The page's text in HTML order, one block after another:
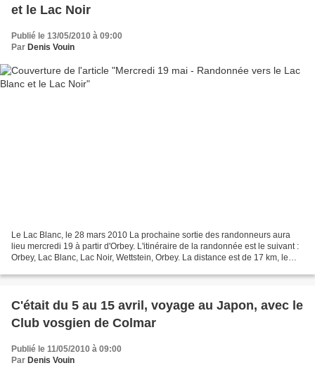
et le Lac Noir
Publié le 13/05/2010 à 09:00
Par Denis Vouin
Le Lac Blanc, le 28 mars 2010 La prochaine sortie des randonneurs aura
lieu mercredi 19 à partir d'Orbey. L'itinéraire de la randonnée est le suivant :
Orbey, Lac Blanc, Lac Noir, Wettstein, Orbey. La distance est de 17 km, le
C'était du 5 au 15 avril, voyage au Japon, avec le
Club vosgien de Colmar
Publié le 11/05/2010 à 09:00
Par Denis Vouin